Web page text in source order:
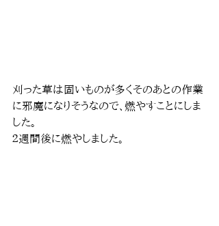
刈った草は固いものが多くそのあとの作業
に邪魔になりそうなので、燃やすことにしま
した。
２週間後に燃やしました。